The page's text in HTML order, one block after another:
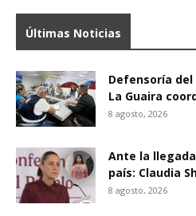
Últimas Noticias
Defensoría del
La Guaira
8 agosto, 2026
Ante la
país: Claudia
8 agosto, 2026